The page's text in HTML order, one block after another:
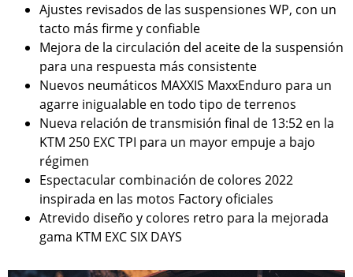
Ajustes revisados de las suspensiones WP, con un
tacto más firme y confiable
Mejora de la circulación del aceite de la suspensión
para una respuesta más consistente
Nuevos neumáticos MAXXIS MaxxEnduro para un
agarre inigualable en todo tipo de terrenos
Nueva relación de transmisión final de 13:52 en la
KTM 250 EXC TPI para un mayor empuje a bajo
régimen
Espectacular combinación de colores 2022
inspirada en las motos Factory oficiales
Atrevido diseño y colores retro para la mejorada
gama KTM EXC SIX DAYS